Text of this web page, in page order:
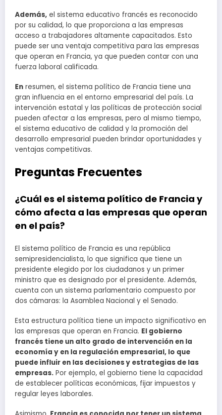
Además, el sistema educativo francés es reconocido
por su calidad, lo que proporciona a las empresas
acceso a trabajadores altamente capacitados. Esto
puede ser una ventaja competitiva para las empresas
que operan en Francia, ya que pueden contar con una
fuerza laboral calificada.
En resumen, el sistema político de Francia tiene una
gran influencia en el entorno empresarial del país. La
intervención estatal y las políticas de protección social
pueden afectar a las empresas, pero al mismo tiempo,
el sistema educativo de calidad y la promoción del
desarrollo empresarial pueden brindar oportunidades y
ventajas competitivas.
Preguntas Frecuentes
¿Cuál es el sistema político de Francia y
cómo afecta a las empresas que operan
en el país?
El sistema político de Francia es una república
semipresidencialista, lo que significa que tiene un
presidente elegido por los ciudadanos y un primer
ministro que es designado por el presidente. Además,
cuenta con un sistema parlamentario compuesto por
dos cámaras: la Asamblea Nacional y el Senado.
Esta estructura política tiene un impacto significativo en
las empresas que operan en Francia. El gobierno
francés tiene un alto grado de intervención en la
economía y en la regulación empresarial, lo que
puede influir en las decisiones y estrategias de las
empresas. Por ejemplo, el gobierno tiene la capacidad
de establecer políticas económicas, fijar impuestos y
regular leyes laborales.